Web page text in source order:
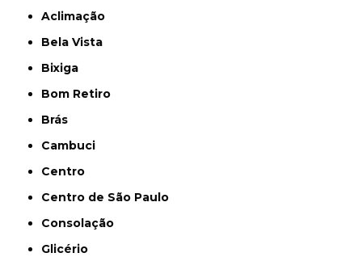
Aclimação
Bela Vista
Bixiga
Bom Retiro
Brás
Cambuci
Centro
Centro de São Paulo
Consolação
Glicério